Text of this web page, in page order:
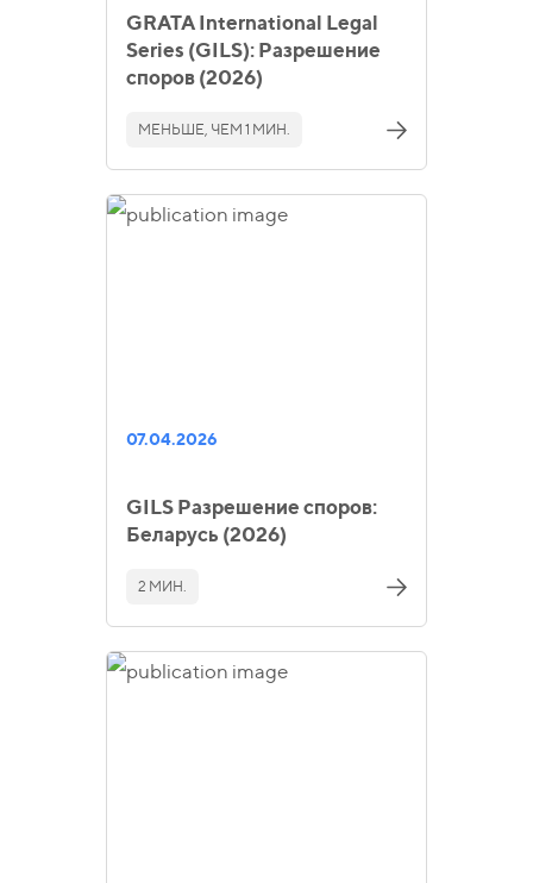
GRATA International Legal
Series (GILS): Разрешение
споров (2026)
МЕНЬШЕ, ЧЕМ 1 МИН.
07.04.2026
GILS Разрешение споров:
Беларусь (2026)
2 МИН.